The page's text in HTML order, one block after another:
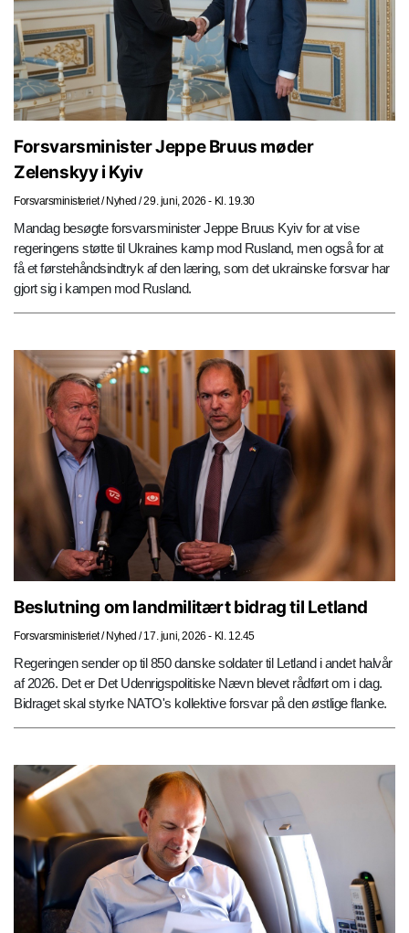
Forsvarsminister Jeppe Bruus møder
Zelenskyy i Kyiv
Forsvarsministeriet/ Nyhed /29. juni, 2026 - Kl. 19.30
Mandag besøgte forsvarsminister Jeppe Bruus Kyiv for at vise
regeringens støtte til Ukraines kamp mod Rusland, men også for at
få et førstehåndsindtryk af den læring, som det ukrainske forsvar har
gjort sig i kampen mod Rusland.
Beslutning om landmilitært bidrag til Letland
Forsvarsministeriet/ Nyhed / 17. juni, 2026 - Kl. 12.45
Regeringen sender op til 850 danske soldater til Letland i andet halvår
af 2026. Det er Det Udenrigspolitiske Nævn blevet rådført om i dag.
Bidraget skal styrke NATO's kollektive forsvar på den østlige flanke.